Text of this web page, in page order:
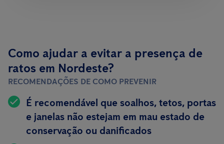
Como ajudar a evitar a presença de
ratos em Nordeste?
RECOMENDAÇÕES DE COMO PREVENIR
É recomendável que soalhos, tetos, portas
e janelas não estejam em mau estado de
conservação ou danificados